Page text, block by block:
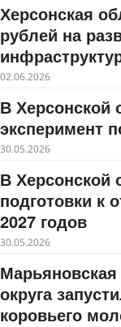
Херсонская
рублей на
02.06.2026
В Херсонской
эксперимент
30.05.2026
В Херсонской
подготовки к
2027 годов
30.05.2026
округа
коровьего